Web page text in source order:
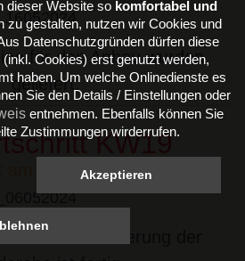
für den Anbau wurden
geliefert.
KW19
am 06. Mai 2024
dieser Website so komfortabel und
zu gestalten, nutzen wir Cookies und
Datenschutzgründen dürfen diese
Cookies) erst genutzt werden,
haben. Um welche Onlinedienste es
Sie den Details / Einstellungen oder
entnehmen. Ebenfalls können Sie
Zustimmungen wirderrufen.